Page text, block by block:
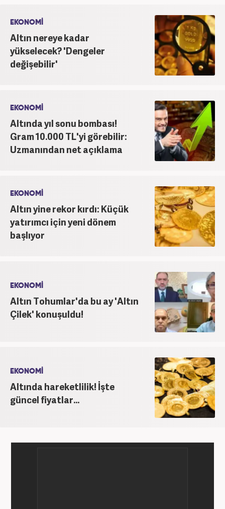
inanmakta ve bu değerleri meslek hayatında da ön
planda tutmaktadır.
EKONOMİ
Altın nereye kadar
yükselecek? 'Dengeler
değişebilir'
EKONOMİ
Altında yıl sonu bombası!
Gram 10.000 TL'yi görebilir:
Uzmanından net açıklama
EKONOMİ
Altın yine rekor kırdı: Küçük
yatırımcı için yeni dönem
başlıyor
EKONOMİ
Altın Tohumlar'da bu ay 'Altın
Çilek' konuşuldu!
EKONOMİ
Altında hareketlilik! İşte
güncel fiyatlar...